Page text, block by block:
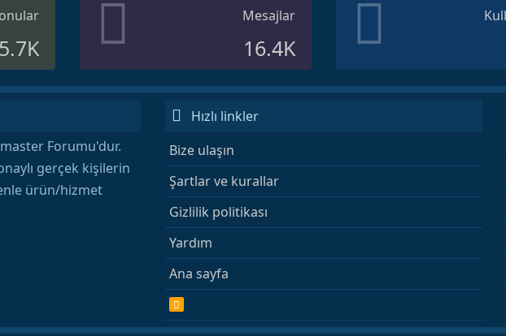
5.7K
Mesajlar
16.4K
Forumu'dur.
gerçek kişilerin
ürün/hizmet
Hızlı linkler
Bize ulaşın
Şartlar ve kurallar
Gizlilik politikası
Yardım
Ana sayfa
R
S
S